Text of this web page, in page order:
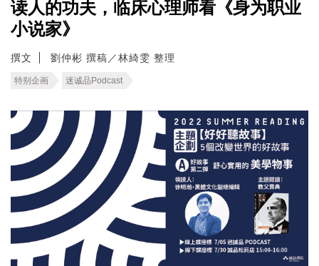
读人的功夫，临床心理师看《身为职业
小说家》
撰文 劉仲彬 撰稿／林綺雯 整理
特别企画 迷诚品Podcast